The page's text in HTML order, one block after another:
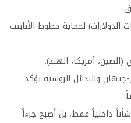
لحماية خطوط الأنابيب
أمريكا، الهند).
والبدائل الروسية تؤكد
داخلياً فقط، بل أصبح جزءاً